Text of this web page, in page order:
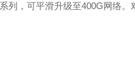
列，可平滑升级至400G网络